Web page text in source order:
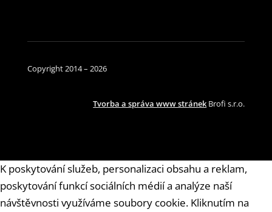
Copyright 2014 – 2026
Tvorba a správa www stránekBrofi s.r.o.
K poskytování služeb, personalizaci obsahu a reklam,
poskytování funkcí sociálních médií a analýze naší
návštěvnosti využíváme soubory cookie. Kliknutím na